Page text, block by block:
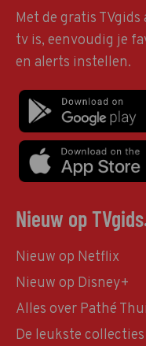
Met de gratis
tv is, eenvoudig je
en alerts instellen.
Nieuw op
Nieuw op Netflix
Nieuw op Disney+
Alles over Pathé
De leukste collecties